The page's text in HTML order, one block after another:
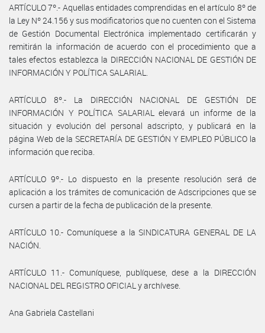
ARTÍCULO 7º.- Aquellas entidades comprendidas en el artículo 8º de
la Ley Nº 24.156 y sus modificatorios que no cuenten con el Sistema
de Gestión Documental Electrónica implementado certificarán y
remitirán la información de acuerdo con el procedimiento que a
tales efectos establezca la DIRECCIÓN NACIONAL DE GESTIÓN DE
INFORMACIÓN Y POLÍTICA SALARIAL.
ARTÍCULO 8º.- La DIRECCIÓN NACIONAL DE GESTIÓN DE
INFORMACIÓN Y POLÍTICA SALARIAL elevará un informe de la
situación y evolución del personal adscripto, y publicará en la
página Web de la SECRETARÍA DE GESTIÓN Y EMPLEO PÚBLICO la
información que reciba.
ARTÍCULO 9º.- Lo dispuesto en la presente resolución será de
aplicación a los trámites de comunicación de Adscripciones que se
cursen a partir de la fecha de publicación de la presente.
ARTÍCULO 10.- Comuníquese a la SINDICATURA GENERAL DE LA
NACIÓN.
ARTÍCULO 11.- Comuníquese, publíquese, dese a la DIRECCIÓN
NACIONAL DEL REGISTRO OFICIAL y archívese.
Ana Gabriela Castellani